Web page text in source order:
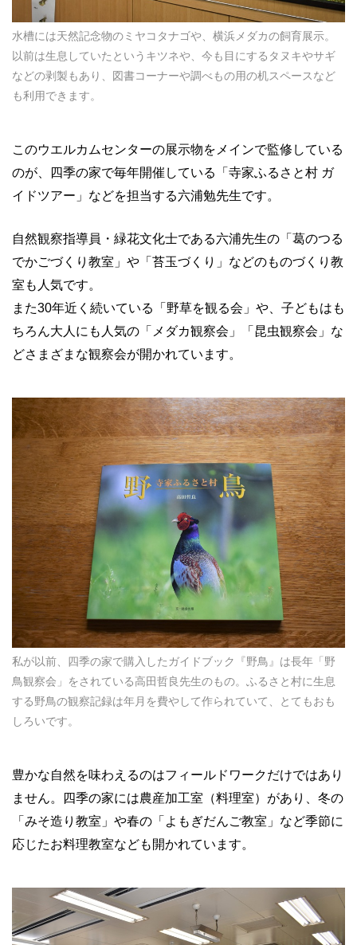
水槽には天然記念物のミヤコタナゴや、横浜メダカの飼育展示。
以前は生息していたというキツネや、今も目にするタヌキやサギ
などの剥製もあり、図書コーナーや調べもの用の机スペースなど
も利用できます。
このウエルカムセンターの展示物をメインで監修している
のが、四季の家で毎年開催している「寺家ふるさと村 ガ
イドツアー」などを担当する六浦勉先生です。
自然観察指導員・緑花文化士である六浦先生の「葛のつる
でかごづくり教室」や「苔玉づくり」などのものづくり教
室も人気です。
また30年近く続いている「野草を観る会」や、子どもはも
ちろん大人にも人気の「メダカ観察会」「昆虫観察会」な
どさまざまな観察会が開かれています。
私が以前、四季の家で購入したガイドブック『野鳥』は長年「野
鳥観察会」をされている高田哲良先生のもの。ふるさと村に生息
する野鳥の観察記録は年月を費やして作られていて、とてもおも
しろいです。
豊かな自然を味わえるのはフィールドワークだけではあり
ません。四季の家には農産加工室（料理室）があり、冬の
「みそ造り教室」や春の「よもぎだんご教室」など季節に
応じたお料理教室なども開かれています。